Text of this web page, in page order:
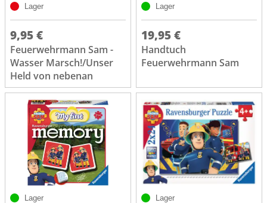
Lager
9,95 €
Feuerwehrmann Sam -
Wasser Marsch!/Unser
Held von nebenan
Lager
19,95 €
Handtuch
Feuerwehrmann Sam
Lager Lager